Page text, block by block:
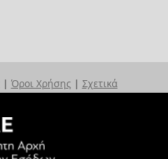
| Όροι Χρήσης | Σχετικά